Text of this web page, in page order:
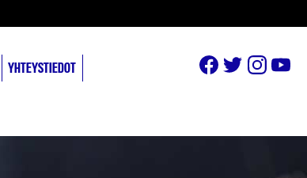
YHTEYSTIEDOT